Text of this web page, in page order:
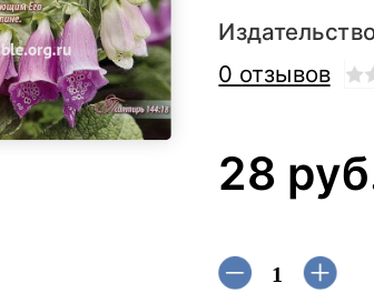
0 отзывов
28